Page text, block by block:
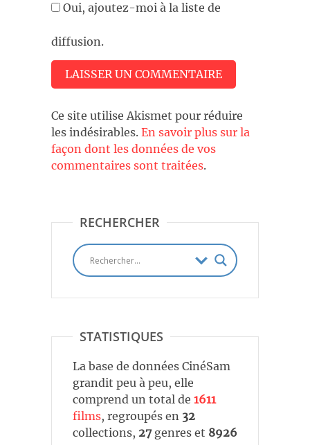
Oui, ajoutez-moi à la liste de
diffusion.
Ce site utilise Akismet pour réduire
les indésirables. En savoir plus sur la
façon dont les données de vos
commentaires sont traitées.
RECHERCHER
STATISTIQUES
La base de données CinéSam
grandit peu à peu, elle
comprend un total de 1611
films, regroupés en 32
collections, 27genres et 8926